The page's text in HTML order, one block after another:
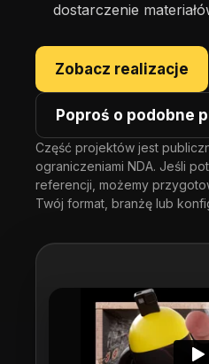
dostarczenie
Zobacz realizacje
Poproś o podobne
Część projektów jest
ograniczeniami NDA. Jeśli
referencji, możemy
Twój format, branżę lub